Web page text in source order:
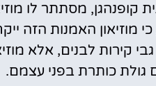
מסתתר לו
האמנות הזה
קירות לבנים, אלא
גולת כותרת בפני עצמם.